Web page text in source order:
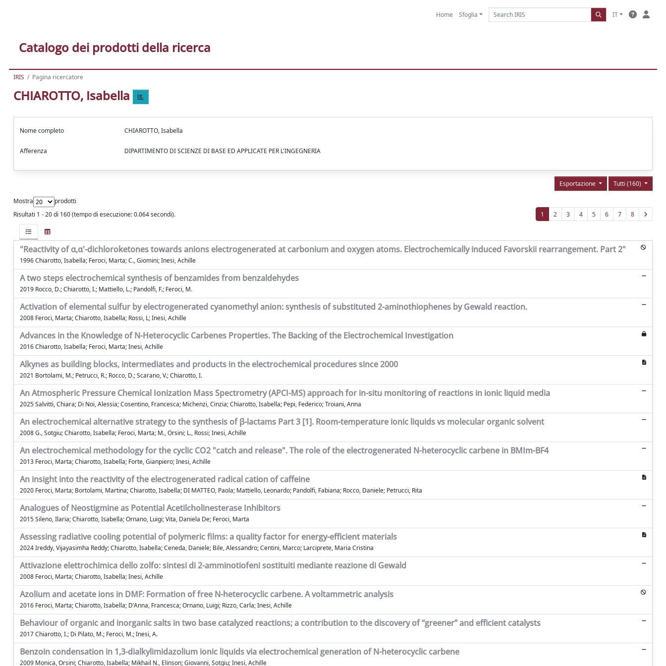
Home Sfoglia IT
Catalogo dei prodotti della ricerca
IRIS Pagina ricercatore
CHIAROTTO, Isabella
Nome completo CHIAROTTO, Isabella
Afferenza DIPARTIMENTO DI SCIENZE DI BASE ED APPLICATE PER L'INGEGNERIA
Tutti (160)
Esportazione
Mostra
prodotti
Risultati 1 - 20 di 160 (tempo di esecuzione: 0.064 secondi).
1 2 3 4 5 6 7 8
"Reactivity of α,α'-dichloroketones towards anions electrogenerated at carbonium and oxygen atoms. Electrochemically induced Favorskii rearrangement. Part 2"
1996 Chiarotto, Isabella; Feroci, Marta; C., Giomini; Inesi, Achille
A two steps electrochemical synthesis of benzamides from benzaldehydes
2019 Rocco, D.; Chiarotto, I.; Mattiello, L.; Pandolfi, F.; Feroci, M.
Activation of elemental sulfur by electrogenerated cyanomethyl anion: synthesis of substituted 2-aminothiophenes by Gewald reaction.
2008 Feroci, Marta; Chiarotto, Isabella; Rossi, L; Inesi, Achille
Advances in the Knowledge of N-Heterocyclic Carbenes Properties. The Backing of the Electrochemical Investigation
2016 Chiarotto, Isabella; Feroci, Marta; Inesi, Achille
Alkynes as building blocks, intermediates and products in the electrochemical procedures since 2000
2021 Bortolami, M.; Petrucci, R.; Rocco, D.; Scarano, V.; Chiarotto, I.
An Atmospheric Pressure Chemical Ionization Mass Spectrometry (APCI-MS) approach for in-situ monitoring of reactions in ionic liquid media
2025 Salvitti, Chiara; Di Noi, Alessia; Cosentino, Francesca; Michenzi, Cinzia; Chiarotto, Isabella; Pepi, Federico; Troiani, Anna
An electrochemical alternative strategy to the synthesis of β-lactams Part 3 [1]. Room-temperature ionic liquids vs molecular organic solvent
2008 G., Sotgiu; Chiarotto, Isabella; Feroci, Marta; M., Orsini; L., Rossi; Inesi, Achille
An electrochemical methodology for the cyclic CO2 "catch and release". The role of the electrogenerated N-heterocyclic carbene in BMIm-BF4
2013 Feroci, Marta; Chiarotto, Isabella; Forte, Gianpiero; Inesi, Achille
An insight into the reactivity of the electrogenerated radical cation of caffeine
2020 Feroci, Marta; Bortolami, Martina; Chiarotto, Isabella; DI MATTEO, Paola; Mattiello, Leonardo; Pandolfi, Fabiana; Rocco, Daniele; Petrucci, Rita
Analogues of Neostigmine as Potential Acetilcholinesterase Inhibitors
2015 Sileno, Ilaria; Chiarotto, Isabella; Ornano, Luigi; Vita, Daniela De; Feroci, Marta
Assessing radiative cooling potential of polymeric films: a quality factor for energy-efficient materials
2024 Ireddy, Vijayasimha Reddy; Chiarotto, Isabella; Ceneda, Daniele; Bile, Alessandro; Centini, Marco; Larciprete, Maria Cristina
Attivazione elettrochimica dello zolfo: sintesi di 2-amminotiofeni sostituiti mediante reazione di Gewald
2008 Feroci, Marta; Chiarotto, Isabella; Inesi, Achille
Azolium and acetate ions in DMF: Formation of free N-heterocyclic carbene. A voltammetric analysis
2016 Feroci, Marta; Chiarotto, Isabella; D'Anna, Francesca; Ornano, Luigi; Rizzo, Carla; Inesi, Achille
Behaviour of organic and inorganic salts in two base catalyzed reactions; a contribution to the discovery of “greener” and efficient catalysts
2017 Chiarotto, I.; Di Pilato, M.; Feroci, M.; Inesi, A.
Benzoin condensation in 1,3-dialkylimidazolium ionic liquids via electrochemical generation of N-heterocyclic carbene
2009 Monica, Orsini; Chiarotto, Isabella; Mikhail N., Elinson; Giovanni, Sotgiu; Inesi, Achille